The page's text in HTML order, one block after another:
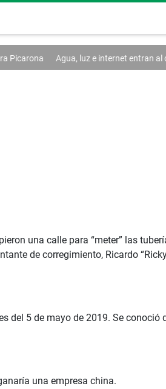
internet entran al debate de la Asamblea
una calle para “meter” las
de corregimiento, Ricardo
del 5 de mayo de 2019. Se conoció
una empresa china.